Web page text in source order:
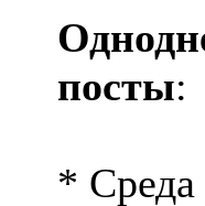
посты:
* Среда